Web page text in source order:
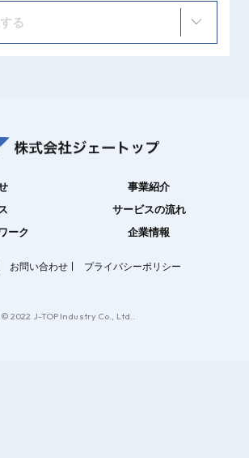
る
事業紹介
サービスの流れ
ーク
企業情報
お問い合わせ プライバシーポリシー
© 2022 J-TOP Industry Co., Ltd..